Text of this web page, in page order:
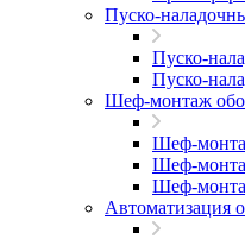
Пуско-
Пуско-
Пуско-
Шеф-монтаж
Шеф-
Шеф-
Шеф-
Автоматизация